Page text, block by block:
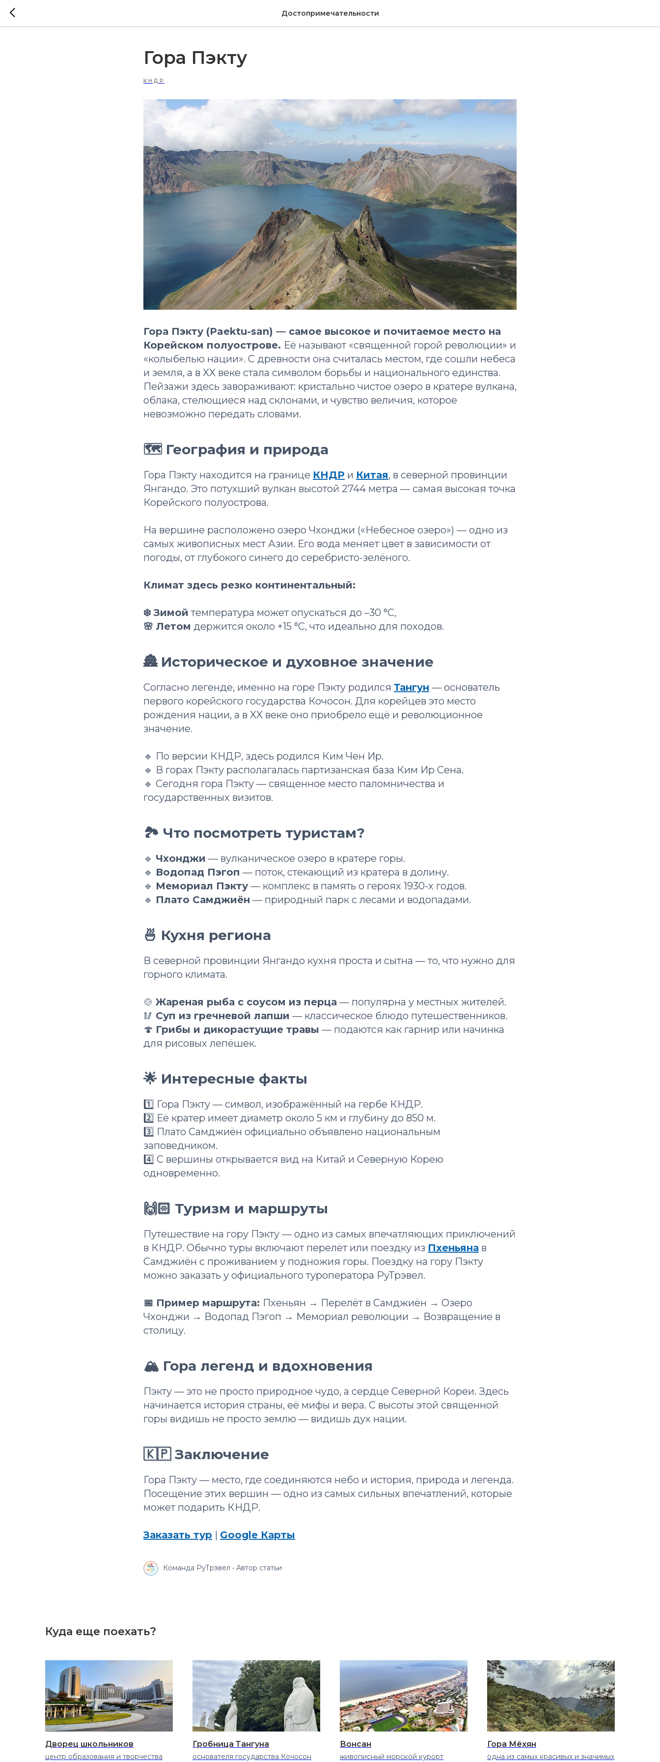
Достопримечательности
Гора Пэкту
КНДР
Гора Пэкту (Paektu-san) — самое высокое и почитаемое место на
Корейском полуострове. Её называют «священной горой революции» и
«колыбелью нации». С древности она считалась местом, где сошли небеса
и земля, а в XX веке стала символом борьбы и национального единства.
Пейзажи здесь завораживают: кристально чистое озеро в кратере вулкана,
облака, стелющиеся над склонами, и чувство величия, которое
невозможно передать словами.
🗺 География и природа
Гора Пэкту находится на границе КНДР и Китая, в северной провинции
Янгандо. Это потухший вулкан высотой 2744 метра — самая высокая точка
Корейского полуострова.
На вершине расположено озеро Чхонджи («Небесное озеро») — одно из
самых живописных мест Азии. Его вода меняет цвет в зависимости от
погоды, от глубокого синего до серебристо-зелёного.
Климат здесь резко континентальный:
❄️ Зимой температура может опускаться до –30 °C,
🌸 Летом держится около +15 °C, что идеально для походов.
🏯 Историческое и духовное значение
Согласно легенде, именно на горе Пэкту родился Тангун — основатель
первого корейского государства Кочосон. Для корейцев это место
рождения нации, а в XX веке оно приобрело ещё и революционное
значение.
🔹 По версии КНДР, здесь родился Ким Чен Ир.
🔹 В горах Пэкту располагалась партизанская база Ким Ир Сена.
🔹 Сегодня гора Пэкту — священное место паломничества и
государственных визитов.
🏞 Что посмотреть туристам?
🔹 Чхонджи — вулканическое озеро в кратере горы.
🔹 Водопад Пэгоп — поток, стекающий из кратера в долину.
🔹 Мемориал Пэкту — комплекс в память о героях 1930-х годов.
🔹 Плато Самджиён — природный парк с лесами и водопадами.
🍜 Кухня региона
В северной провинции Янгандо кухня проста и сытна — то, что нужно для
горного климата.
🍲 Жареная рыба с соусом из перца — популярна у местных жителей.
🥢 Суп из гречневой лапши — классическое блюдо путешественников.
🍄 Грибы и дикорастущие травы — подаются как гарнир или начинка
для рисовых лепёшек.
🌟 Интересные факты
1️⃣ Гора Пэкту — символ, изображённый на гербе КНДР.
2️⃣ Её кратер имеет диаметр около 5 км и глубину до 850 м.
3️⃣ Плато Самджиён официально объявлено национальным
заповедником.
4️⃣ С вершины открывается вид на Китай и Северную Корею
одновременно.
🙌🏻 Туризм и маршруты
Путешествие на гору Пэкту — одно из самых впечатляющих приключений
в КНДР. Обычно туры включают перелёт или поездку из Пхеньяна в
Самджиён с проживанием у подножия горы. Поездку на гору Пэкту
можно заказать у официального туроператора РуТрэвел.
📅 Пример маршрута: Пхеньян → Перелёт в Самджиён → Озеро
Чхонджи → Водопад Пэгоп → Мемориал революции → Возвращение в
столицу.
🏔 Гора легенд и вдохновения
Пэкту — это не просто природное чудо, а сердце Северной Кореи. Здесь
начинается история страны, её мифы и вера. С высоты этой священной
горы видишь не просто землю — видишь дух нации.
🇰🇵 Заключение
Гора Пэкту — место, где соединяются небо и история, природа и легенда.
Посещение этих вершин — одно из самых сильных впечатлений, которые
может подарить КНДР.
Заказать тур | Google Карты
Команда РуТрэвел • Автор статьи
Куда еще поехать?
Дворец школьников
центр образования и творчества
Гробница Тангуна
основателя государства Кочосон
Вонсан
живописный морской курорт
Гора Мёхян
одна из самых красивых и значимых